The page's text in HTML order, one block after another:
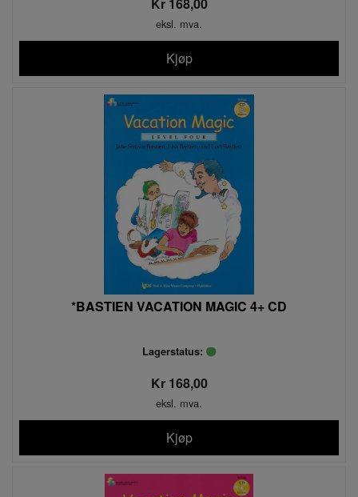
Kr 168,00
eksl. mva.
Kjøp
*BASTIEN VACATION MAGIC 4+ CD
Lagerstatus:
Kr 168,00
eksl. mva.
Kjøp